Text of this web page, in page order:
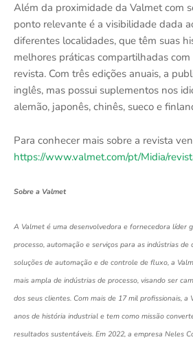
Além da proximidade da Valmet com
ponto relevante é a visibilidade dada
diferentes localidades, que têm suas
melhores práticas compartilhadas
revista. Com três edições anuais, a
inglês, mas possui suplementos nos
alemão, japonês, chinês, sueco e
Para conhecer mais sobre a revista
https://www.valmet.com/pt/Midia/
Sobre a Valmet
A Valmet é uma desenvolvedora e fornecedora líder
processo, automação e serviços para as indústrias de
soluções de automação e de controle de fluxo, a
mais ampla de indústrias de processo, visando ser
dos seus clientes. Com mais de 17 mil profissionais,
anos de história industrial e tem como missão
resultados sustentáveis. Em 2022, a empresa Neles